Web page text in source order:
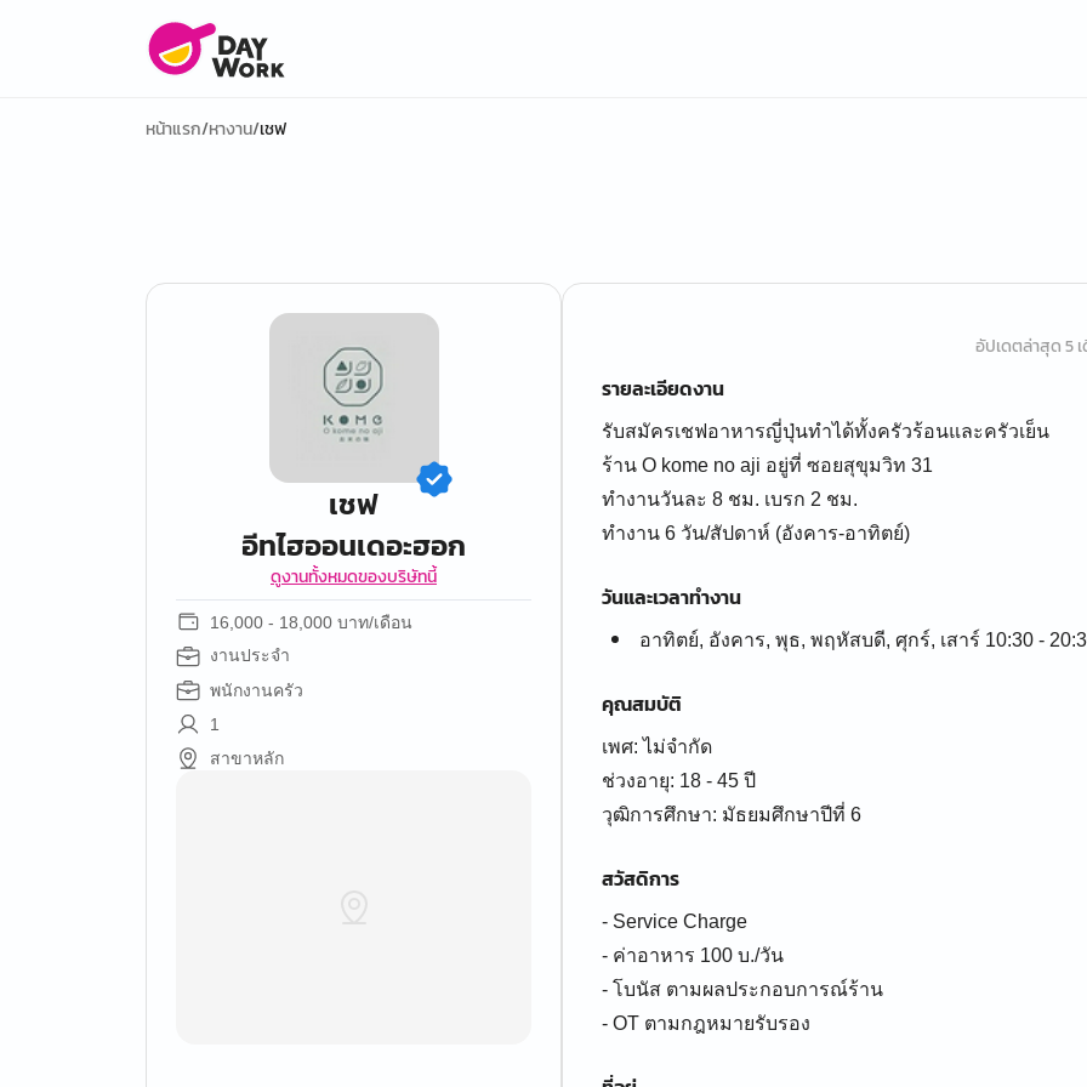
หน้าแรก/หางาน/เชฟ
เชฟ
อีทไฮออนเดอะฮอก
ดูงานทั้งหมดของบริษัทนี้
16,000 - 18,000 บาท/เดือน
งานประจำ
พนักงานครัว
1
สาขาหลัก
อัปเดตล่าสุด 5
รายละเอียดงาน
รับสมัครเชฟอาหารญี่ปุ่นทำได้ทั้งครัวร้อนและครัวเย็น
ร้าน O kome no aji อยู่ที่ ซอยสุขุมวิท 31
ทำงานวันละ 8 ชม. เบรก 2 ชม.
ทำงาน 6 วัน/สัปดาห์ (อังคาร-อาทิตย์)
วันและเวลาทำงาน
อาทิตย์, อังคาร, พุธ, พฤหัสบดี, ศุกร์, เสาร์ 10:30 -
คุณสมบัติ
เพศ: ไม่จำกัด
ช่วงอายุ: 18 - 45 ปี
สวัสดิการ
- Service Charge
- ค่าอาหาร 100 บ./วัน
- โบนัส ตามผลประกอบการณ์ร้าน
- OT ตามกฎหมายรับรอง